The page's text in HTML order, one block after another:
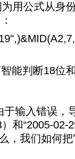
用公式从身
能判断18位
输入错误，
和“2005-02-
，我们如何